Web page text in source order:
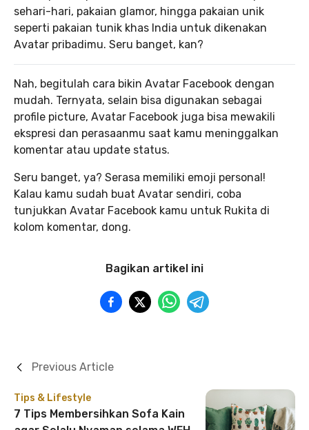
sehari-hari, pakaian glamor, hingga pakaian unik
seperti pakaian tunik khas India untuk dikenakan
Avatar pribadimu. Seru banget, kan?
Nah, begitulah cara bikin Avatar Facebook dengan
mudah. Ternyata, selain bisa digunakan sebagai
profile picture, Avatar Facebook juga bisa mewakili
ekspresi dan perasaanmu saat kamu meninggalkan
komentar atau update status.
Seru banget, ya? Serasa memiliki emoji personal!
Kalau kamu sudah buat Avatar sendiri, coba
tunjukkan Avatar Facebook kamu untuk Rukita di
kolom komentar, dong.
Bagikan artikel ini
Tips & Lifestyle
7 Tips Membersihkan Sofa Kain
Previous Article